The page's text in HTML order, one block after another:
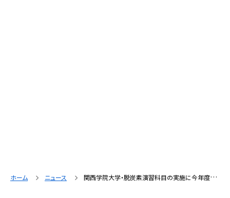
ホーム ニュース 関西学院大学・脱炭素演習科目の実施に今年度も協力します